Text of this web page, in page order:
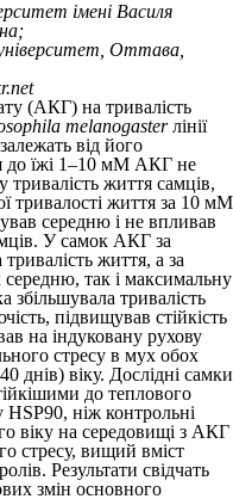
імені Василя
Оттава,
(АКГ) на тривалість
melanogasterлінії
від його
до їжі 1–10 мМ АКГ не
життя самців,
тривалості життя за 10 мМ
середню і не впливав
У самок АКГ за
життя, а за
так і максимальну
збільшувала тривалість
підвищував стійкість
на індуковану рухову
стресу в мух обох
днів) віку. Дослідні самки
до теплового
ніж контрольні
віку на середовищі з АКГ
стресу, вищий вміст
Результати свідчать
змін основного